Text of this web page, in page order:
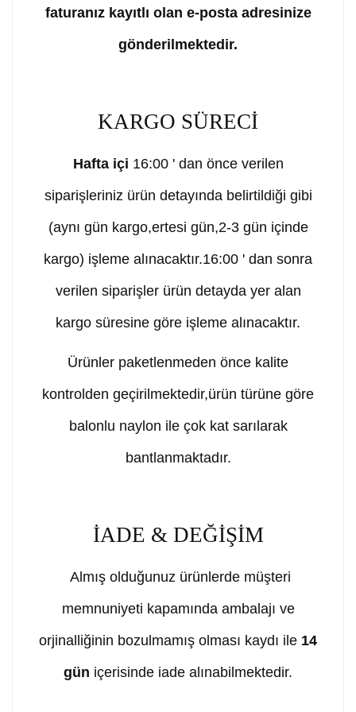
faturanız kayıtlı olan e-posta adresinize
gönderilmektedir.
KARGO SÜRECİ
Hafta içi 16:00 ' dan önce verilen
siparişleriniz ürün detayında belirtildiği gibi
(aynı gün kargo,ertesi gün,2-3 gün içinde
kargo) işleme alınacaktır.16:00 ' dan sonra
verilen siparişler ürün detayda yer alan
kargo süresine göre işleme alınacaktır.
Ürünler paketlenmeden önce kalite
kontrolden geçirilmektedir,ürün türüne göre
balonlu naylon ile çok kat sarılarak
bantlanmaktadır.
İADE & DEĞİŞİM
Almış olduğunuz ürünlerde müşteri
memnuniyeti kapamında ambalajı ve
orjinalliğinin bozulmamış olması kaydı ile 14
gün içerisinde iade alınabilmektedir.